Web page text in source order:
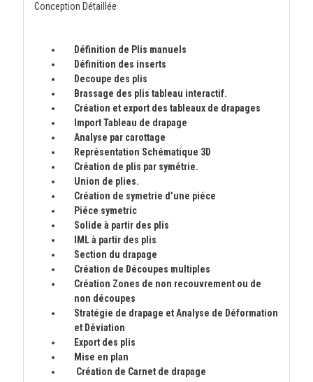
Conception Détaillée
Définition de Plis manuels
Définition des inserts
Decoupe des plis
Brassage des plis tableau interactif.
Création et export des tableaux de drapages
Import Tableau de drapage
Analyse par carottage
Représentation Schématique 3D
Création de plis par symétrie.
Union de plies.
Création de symetrie d’une piéce
Piéce symetric
Solide à partir des plis
IML à partir des plis
Section du drapage
Création de Découpes multiples
Création Zones de non recouvrement ou de
non découpes
Stratégie de drapage et Analyse de Déformation
et Déviation
Export des plis
Mise en plan
Création de Carnet de drapage